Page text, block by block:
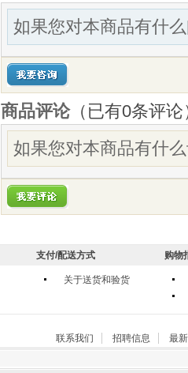
如果您对本商品有什
商品评论（已有0条评论
如果您对本商品有什
支付/配送方式
关于送货和验货
购物
联系我们 招聘信息
最